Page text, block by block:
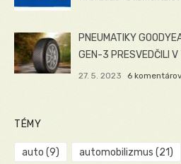
PNEUMATIKY
GEN-3 PRESVEDČILI
27. 5. 2023 6 komentárov
TÉMY
auto (9) automobilizmus (21)